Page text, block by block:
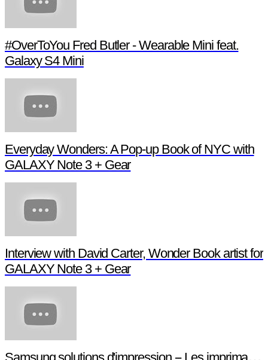
Samsung Galaxy Gear: A Long Time
Coming
Samsung #OverToYou - Intro
#OverToYou Fred Butler - Wearable Mini feat.
Galaxy S4 Mini
Everyday Wonders: A Pop-up Book of NYC with
GALAXY Note 3 + Gear